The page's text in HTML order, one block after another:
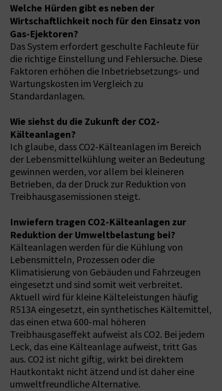
Welche Hürden gibt es neben der
Wirtschaftlichkeit noch für den Einsatz von
Gas-Ejektoren?
Das System erfordert geschulte Fachleute für
die richtige Einstellung und Fehlersuche. Diese
Faktoren erhöhen die Inbetriebsetzungs- und
Wartungskosten im Vergleich zu
Standardanlagen.
Wie siehst du die Zukunft der CO2-
Kälteanlagen?
Ich glaube, dass CO2-Kälteanlagen im Bereich
der Lebensmittelkühlung weiter an Bedeutung
gewinnen werden, vor allem bei kleineren
Betrieben, da der Druck zur Reduktion von
Treibhausgasemissionen steigt.
Inwiefern tragen CO2-Kälteanlagen zur
Reduktion der Umweltbelastung bei?
Kälteanlagen werden für die Kühlung von
Lebensmitteln, Prozessen oder die
Klimatisierung von Gebäuden und Fahrzeugen
eingesetzt und sind somit weit verbreitet.
Aktuell wird für kleine Kälteleistungen häufig
R513A eingesetzt, ein synthetisches Kältemittel,
das einen etwa 600-mal höheren
Treibhausgaseffekt aufweist als CO2. Bei jedem
Leck, das eine Kälteanlage aufweist, tritt Gas
aus. CO2 ist nicht giftig, wirkt bei direktem
Hautkontakt nicht ätzend und ist daher eine
umweltfreundliche Alternative.